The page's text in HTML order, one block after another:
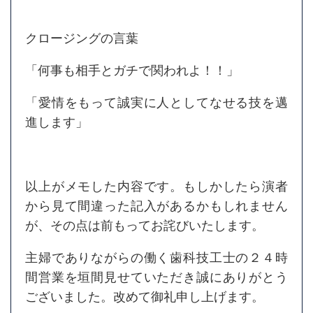
クロージングの言葉
「何事も相手とガチで関われよ！！」
「愛情をもって誠実に人としてなせる技を邁
進します」
以上がメモした内容です。もしかしたら演者
から見て間違った記入があるかもしれません
が、その点は前もってお詫びいたします。
主婦でありながらの働く歯科技工士の２４時
間営業を垣間見せていただき誠にありがとう
ございました。改めて御礼申し上げます。